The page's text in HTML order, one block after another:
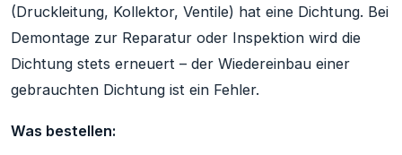
(Druckleitung, Kollektor, Ventile) hat eine Dichtung. Bei
Demontage zur Reparatur oder Inspektion wird die
Dichtung stets erneuert – der Wiedereinbau einer
gebrauchten Dichtung ist ein Fehler.
Was bestellen: